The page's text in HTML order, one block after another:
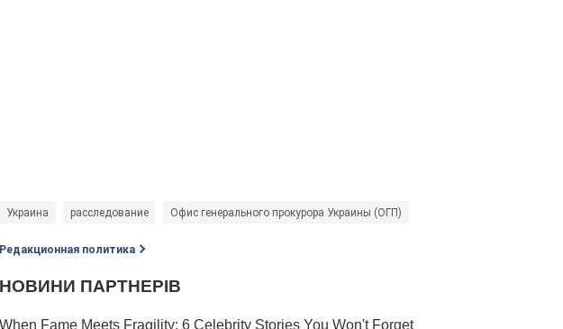
Украина расследование Офис генерального прокурора Украины (ОГП)
Редакционная политика